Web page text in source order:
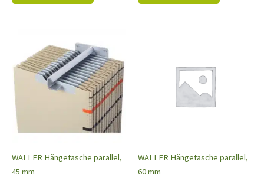
WÄLLER Hängetasche parallel,
45 mm
WÄLLER Hängetasche parallel,
60 mm